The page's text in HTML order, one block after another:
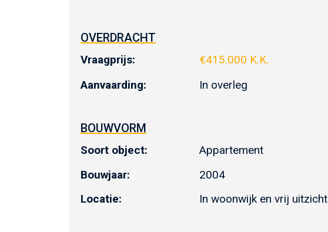
OVERDRACHT
Vraagprijs: €415.000 K.K.
Aanvaarding: In overleg
BOUWVORM
Soort object: Appartement
Bouwjaar:
2004
Locatie:
In woonwijk en vrij uitzicht